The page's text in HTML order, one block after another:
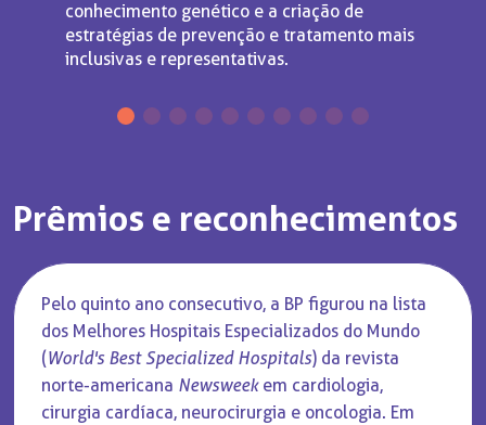
conhecimento genético e a criação de
estratégias de prevenção e tratamento mais
inclusivas e representativas.
Prêmios e reconhecimentos
Pelo quinto ano consecutivo, a BP figurou na lista
dos Melhores Hospitais Especializados do Mundo
(World's Best Specialized Hospitals) da revista
norte-americana Newsweekem cardiologia,
cirurgia cardíaca, neurocirurgia e oncologia. Em